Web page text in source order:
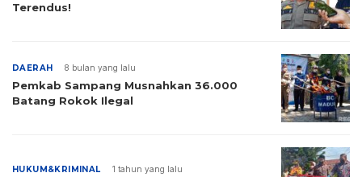
Terendus!
DAERAH 8 bulan yang lalu
Pemkab Sampang Musnahkan 36.000
Batang Rokok Ilegal
HUKUM&KRIMINAL 1 tahun yang lalu